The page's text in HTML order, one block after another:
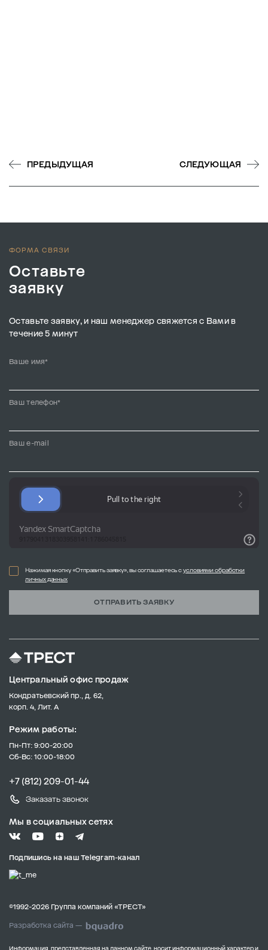
ПРЕДЫДУЩАЯ СЛЕДУЮЩАЯ
ФОРМА СВЯЗИ
Оставьте
заявку
Оставьте заявку, и наш менеджер свяжется с Вами в
течение 5 минут
Ваше имя*
Ваш телефон*
Ваш e-mail
Нажимая кнопку «Отправить заявку», вы соглашаетесь сусловиями обработки
личных данных
ОТПРАВИТЬ ЗАЯВКУ
Центральный офис продаж
Кондратьевский пр., д. 62,
корп. 4, Лит. А
Режим работы:
Пн-Пт: 9:00-20:00
Сб-Вс: 10:00-18:00
+7 (812) 209-01-44
Заказать звонок
Мы в социальных сетях
Подпишись на наш Telegram-канал
©1992-2026 Группа компаний «ТРЕСТ»
Разработка сайта —